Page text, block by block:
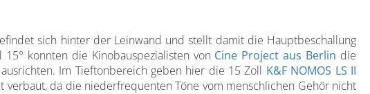
sich hinter der Leinwand und stellt damit die Hauptbeschallung
konnten die Kinobauspezialisten von Cine Project aus Berlin die
Im Tieftonbereich geben hier die 15 Zoll K&F NOMOS LS II
da die niederfrequenten Töne vom menschlichen Gehör nicht